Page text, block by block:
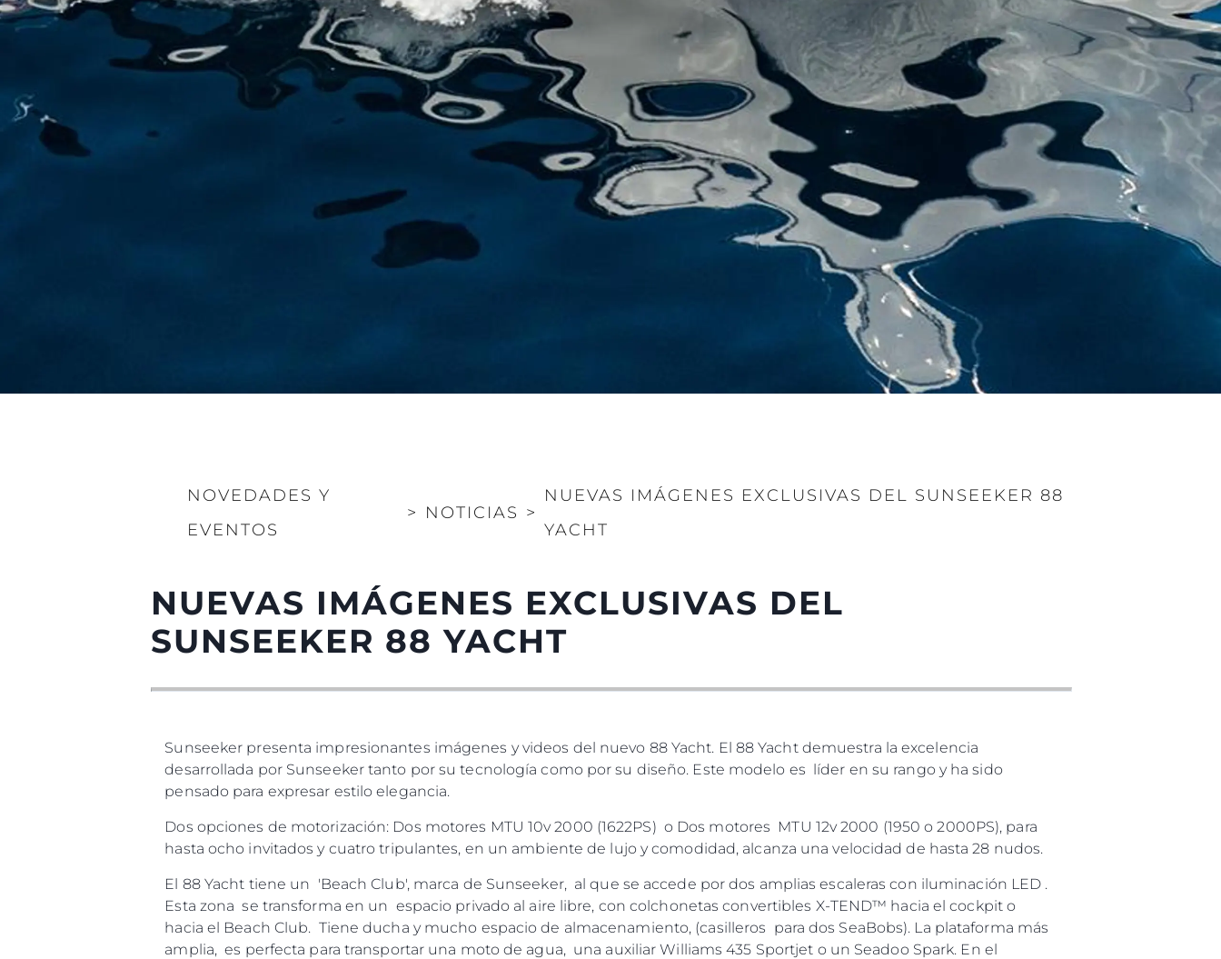
NOVEDADES Y
EVENTOS
> NOTICIAS >
NUEVAS IMÁGENES EXCLUSIVAS DEL SUNSEEKER 88
YACHT
NUEVAS IMÁGENES EXCLUSIVAS DEL
SUNSEEKER 88 YACHT
Sunseeker presenta impresionantes imágenes y videos del nuevo 88 Yacht. El 88 Yacht demuestra la excelencia
desarrollada por Sunseeker tanto por su tecnología como por su diseño. Este modelo es líder en su rango y ha sido
pensado para expresar estilo elegancia.
Dos opciones de motorización: Dos motores MTU 10v 2000 (1622PS) o Dos motores MTU 12v 2000 (1950 o 2000PS), para
hasta ocho invitados y cuatro tripulantes, en un ambiente de lujo y comodidad, alcanza una velocidad de hasta 28 nudos.
El 88 Yacht tiene un 'Beach Club', marca de Sunseeker, al que se accede por dos amplias escaleras con iluminación LED .
Esta zona se transforma en un espacio privado al aire libre, con colchonetas convertibles X-TEND™ hacia el cockpit o
hacia el Beach Club. Tiene ducha y mucho espacio de almacenamiento, (casilleros para dos SeaBobs). La plataforma más
amplia, es perfecta para transportar una moto de agua, una auxiliar Williams 435 Sportjet o un Seadoo Spark. En el